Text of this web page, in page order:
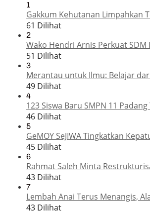
1
Gakkum Kehutanan Limpahkan
61 Dilihat
2
Wako Hendri Arnis Perkuat
51 Dilihat
3
Merantau untuk Ilmu: Belajar
49 Dilihat
4
123 Siswa Baru SMPN 11
46 Dilihat
5
GeMOY SeJIWA Tingkatkan
45 Dilihat
6
Rahmat Saleh Minta
43 Dilihat
7
Lembah Anai Terus Menangis,
43 Dilihat